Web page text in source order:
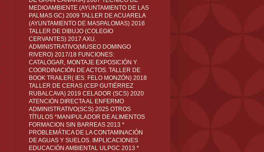
MEDIOAMBIENTE (AYUNTAMIENTO DE LAS
PALMAS GC) 2009 TALLER DE ACUARELA
(AYUNTAMIENTO DE MASPALOMAS) 2016
TALLER DE DIBUJO (COLEGIO
CERVANTES) 2017 AXU.
ADMINISTRATIVO(MUSEO DOMINGO
RIVERO) 2017/18 FUNCIONES:
CATALOGAR, MONTAJE EXPOSICIÓN Y
COORDINACIÓN DE ACTOS. TALLER DE
BOOK TRAILER( IES. FELO MONZÓN) 2018
TALLER DE CERAS (CEP GUTIÉRREZ
RUBALCAVA) 2019 CELADOR (SCS) 2020
ATENCIÓN DIRECTA AL ENFERMO
ADMINISTRATIVO(SCS) 2025 OTROS
TÍTULOS *MANIPULADOR DE ALIMENTOS
FORMACION SIN BARREAS 2013 *
PROBLEMÁTICA DE LA CONTAMINACIÓN
DE AGUAS Y SUELOS. IMPLICACIONES
EDUCACIÓN AMBIENTAL ULPGC 2013 *